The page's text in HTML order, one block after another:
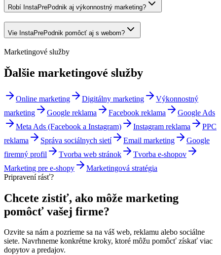
Robí InstaPrePodnik aj výkonnostný marketing?
Vie InstaPrePodnik pomôcť aj s webom?
Marketingové služby
Ďalšie marketingové služby
Online marketing Digitálny marketing
Výkonnostný
marketing
Google reklama Facebook reklama
Google Ads
Meta Ads (Facebook a Instagram)
Instagram reklama
PPC
reklama
Správa sociálnych sietí Email marketing
Google
firemný profil
Tvorba web stránok
Tvorba e-shopov
Marketing pre e-shopy
Marketingová stratégia
Pripravení rásť?
Chcete zistiť, ako môže marketing
pomôcť vašej firme?
Ozvite sa nám a pozrieme sa na váš web, reklamu alebo sociálne
siete. Navrhneme konkrétne kroky, ktoré môžu pomôcť získať viac
dopytov a predajov.